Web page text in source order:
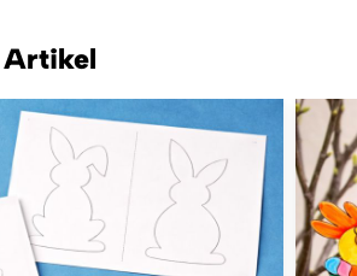
Artikel